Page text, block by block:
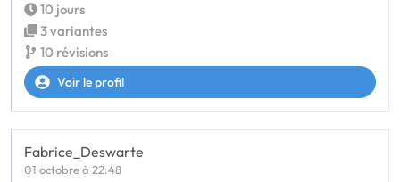
10 jours
3 variantes
10 révisions
Voir le profil
Fabrice_Deswarte
01 octobre à 22:48